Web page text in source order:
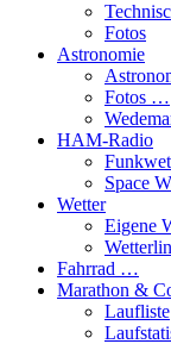
Fotos
Astronomie
Fotos …
HAM-Radio
Space
Wetter
Eigene
Fahrrad …
Marathon &
Laufliste